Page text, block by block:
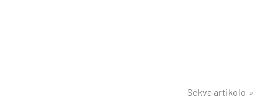
Sekva artikolo